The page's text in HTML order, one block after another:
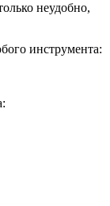
неудобно,
инструмента: